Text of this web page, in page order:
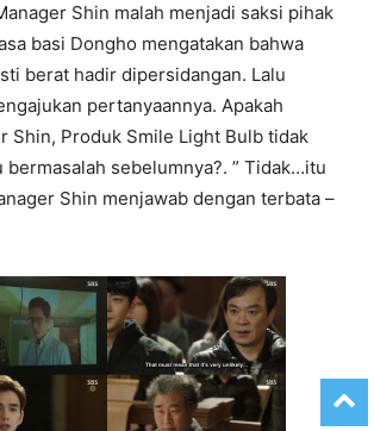
Shin malah menjadi saksi pihak
basi Dongho mengatakan bahwa
berat hadir dipersidangan. Lalu
pertanyaannya. Apakah
Shin, Produk Smile Light Bulb tidak
bermasalah sebelumnya?. ” Tidak…itu
Shin menjawab dengan terbata –